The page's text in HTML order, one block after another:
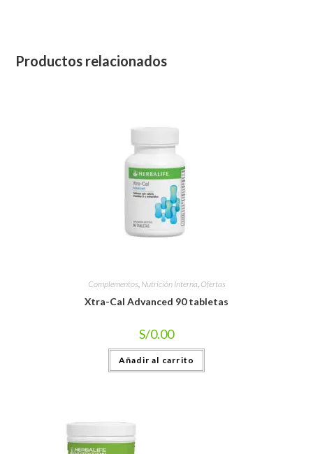
Productos relacionados
Complementos Nutrición Interna Ofertas
Xtra-Cal Advanced 90 tabletas
S/0.00
Añadir al carrito